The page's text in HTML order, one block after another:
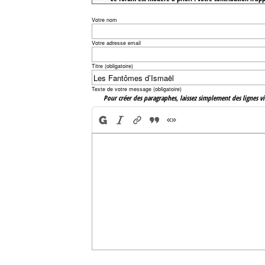
Votre nom
Votre adresse email
Titre (obligatoire)
Texte de votre message (obligatoire)
Pour créer des paragraphes, laissez simplement des lignes